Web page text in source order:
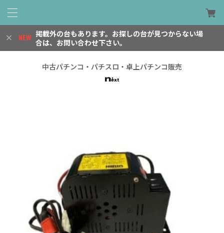
掲載外の台もあります。お探しの台が見つからない場
合は、お問い合わせ下さい。
中古パチンコ・パチスロ・卓上パチンコ販売